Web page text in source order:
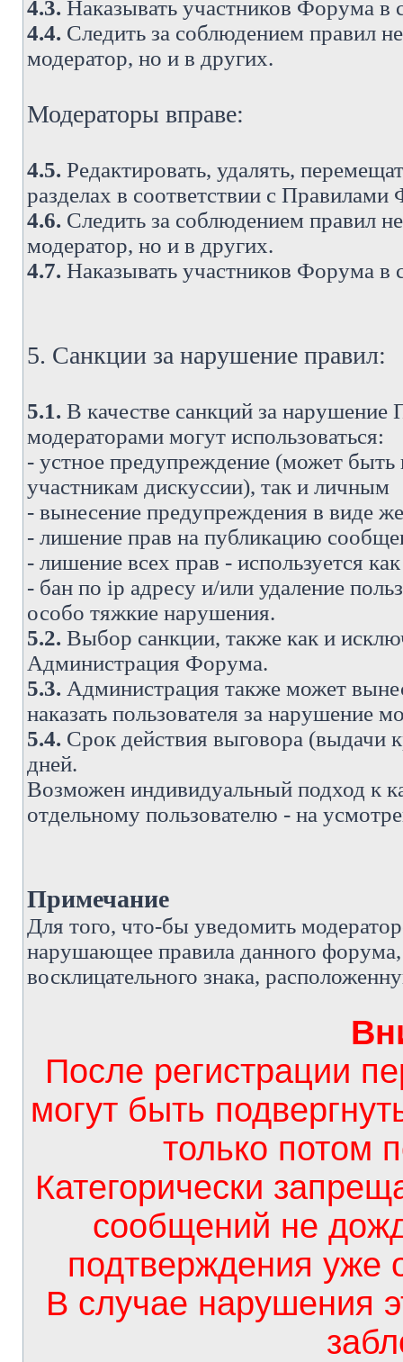
4.3. Наказывать участников Форума
4.4. Следить за соблюдением правил
модератор, но и в других.
Модераторы вправе:
4.5. Редактировать, удалять,
разделах в соответствии с
4.6. Следить за соблюдением правил
модератор, но и в других.
4.7. Наказывать участников Форума
5. Санкции за нарушение правил:
5.1. В качестве санкций за
модераторами могут использоваться:
- устное предупреждение (может
участникам дискуссии), так и личным
- вынесение предупреждения в виде
- лишение прав на публикацию
- лишение всех прав - используется
- бан по ip адресу и/или удаление
особо тяжкие нарушения.
5.2. Выбор санкции, также как и
Администрация Форума.
5.3. Администрация также может
наказать пользователя за
5.4. Срок действия выговора (выдачи
дней.
Возможен индивидуальный подход к
отдельному пользователю - на
Примечание
Для того, что-бы уведомить
нарушающее правила данного форума,
восклицательного знака,
После регистрации
могут быть
только потом
Категорически
сообщений не
подтверждения уже
В случае нарушения